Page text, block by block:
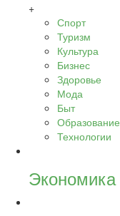
+
Спорт
Туризм
Культура
Бизнес
Здоровье
Мода
Быт
Образование
Технологии
Экономика